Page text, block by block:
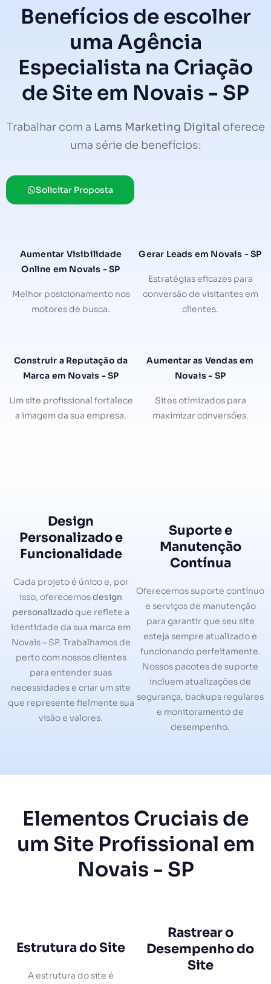
Benefícios de escolher
uma Agência
Especialista na Criação
de Site em Novais - SP
Trabalhar com a Lams Marketing Digital oferece
uma série de benefícios:
Solicitar Proposta
Aumentar Visibilidade
Online em Novais - SP
Melhor posicionamento nos
motores de busca.
Gerar Leads em Novais - SP
Estratégias eficazes para
conversão de visitantes em
clientes.
Construir a Reputação da
Marca em Novais - SP
Um site profissional fortalece
a imagem da sua empresa.
Aumentar as Vendas em
Novais - SP
Sites otimizados para
maximizar conversões.
Design
Personalizado e
Funcionalidade
Cada projeto é único e, por
isso, oferecemosdesign
personalizadoque reflete a
identidade da sua marca em
Novais – SP. Trabalhamos de
perto com nossos clientes
para entender suas
necessidades e criar um site
que represente fielmente sua
visão e valores.
Suporte e
Manutenção
Contínua
Oferecemos suporte contínuo
e serviços de manutenção
para garantir que seu site
esteja sempre atualizado e
funcionando perfeitamente.
Nossos pacotes de suporte
incluem atualizações de
segurança, backups regulares
e monitoramento de
desempenho.
Elementos Cruciais de
um Site Profissional em
Novais - SP
Estrutura do Site
A estrutura do site é
Rastrear o
Desempenho do
Site